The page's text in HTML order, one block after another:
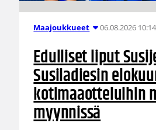
Maajoukkueet 06.08.2026 10:14
Edulliset liput
Susiladiesin
kotimaaotteluihin
myynnissä